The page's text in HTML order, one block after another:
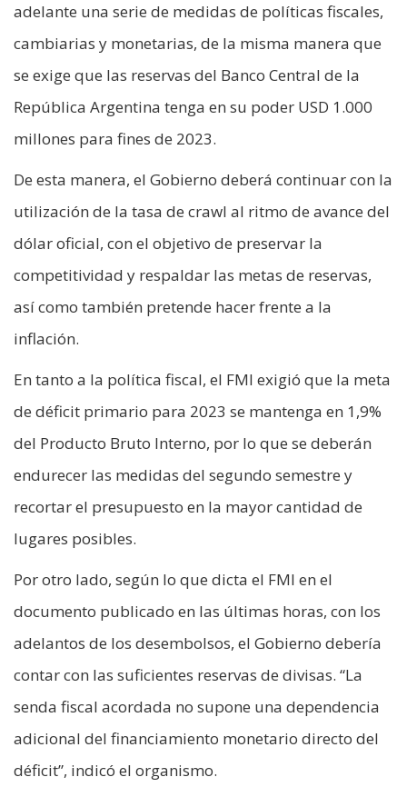
adelante una serie de medidas de políticas fiscales,
cambiarias y monetarias, de la misma manera que
se exige que las reservas del Banco Central de la
República Argentina tenga en su poder USD 1.000
millones para fines de 2023.
De esta manera, el Gobierno deberá continuar con la
utilización de la tasa de crawl al ritmo de avance del
dólar oficial, con el objetivo de preservar la
competitividad y respaldar las metas de reservas,
así como también pretende hacer frente a la
inflación.
En tanto a la política fiscal, el FMI exigió que la meta
de déficit primario para 2023 se mantenga en 1,9%
del Producto Bruto Interno, por lo que se deberán
endurecer las medidas del segundo semestre y
recortar el presupuesto en la mayor cantidad de
lugares posibles.
Por otro lado, según lo que dicta el FMI en el
documento publicado en las últimas horas, con los
adelantos de los desembolsos, el Gobierno debería
contar con las suficientes reservas de divisas. “La
senda fiscal acordada no supone una dependencia
adicional del financiamiento monetario directo del
déficit”, indicó el organismo.